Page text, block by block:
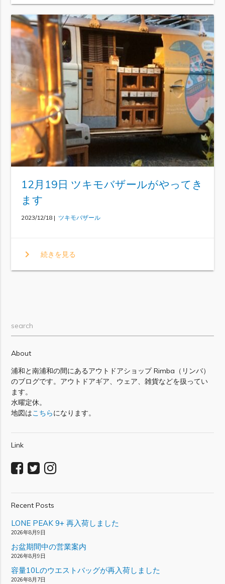
12月19日 ツキモバザールがやってき
ます
2023/12/18 | ツキモバザール
chevron_right 続きを見る
search
About
浦和と南浦和の間にあるアウトドアショップ Rimba（リンバ）
のブログです。アウトドアギア、ウェア、雑貨などを扱ってい
ます。
水曜定休。
地図はこちらになります。
Link
Recent Posts
LONE PEAK 9+ 再入荷しました
2026年8月9日
お盆期間中の営業案内
2026年8月9日
容量10Lのウエストバッグが再入荷しました
2026年8月7日